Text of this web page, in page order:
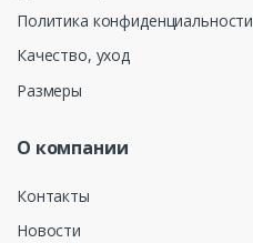
Политика конфиденциальности
Качество, уход
Размеры
О компании
Контакты
Новости